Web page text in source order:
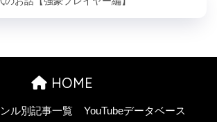
HOME
ル別記事一覧 YouTubeデータベース